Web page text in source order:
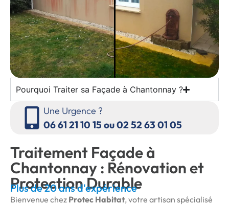
Pourquoi Traiter sa Façade à Chantonnay ?
Une Urgence ?
06 61 21 10 15 ou 02 52 63 01 05
Traitement Façade à
Chantonnay : Rénovation et
Protection Durable
Plus de 20 ans d'expérience
Bienvenue chez Protec Habitat, votre artisan spécialisé